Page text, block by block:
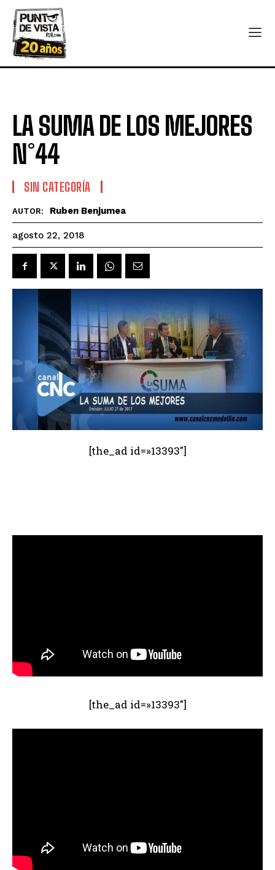
LA SUMA DE LOS MEJORES
N°44
SIN CATEGORÍA
AUTOR: Ruben Benjumea
agosto 22, 2018
[the_ad id=»13393″]
[the_ad id=»13393″]